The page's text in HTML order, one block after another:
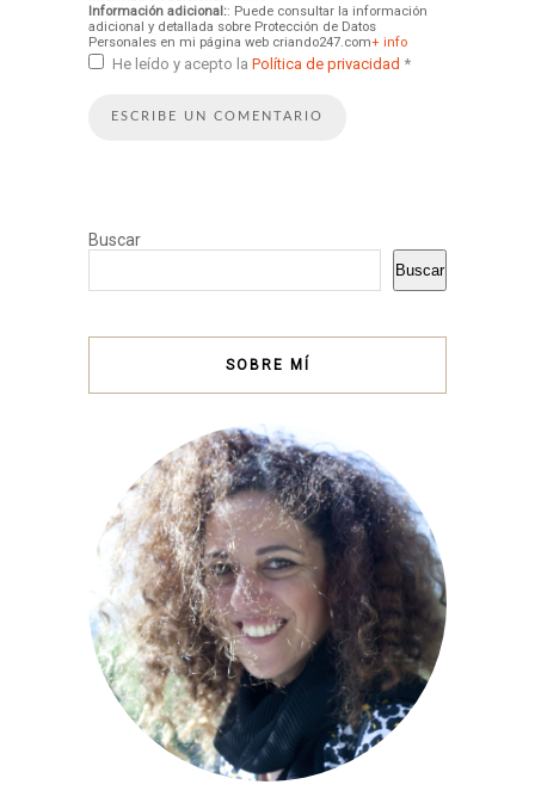
Información adicional:: Puede consultar la información
adicional y detallada sobre Protección de Datos
Personales en mi página web criando247.com+ info
He leído y acepto la Política de privacidad *
Buscar
Buscar
SOBRE MÍ